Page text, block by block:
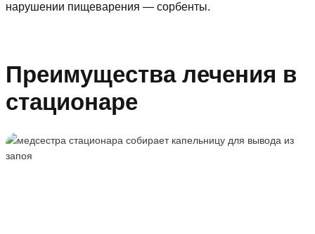
нарушении пищеварения — сорбенты.
Преимущества лечения в
стационаре